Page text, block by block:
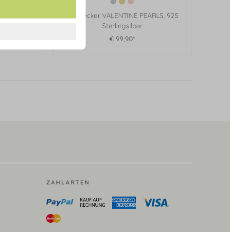
Ohrstecker VALENTINE PEARLS, 925
Sterlingsilber
€ 99,90*
ZAHLARTEN